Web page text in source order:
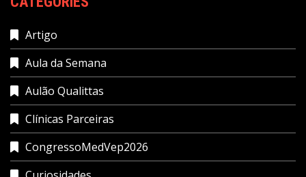
Artigo
Aula da Semana
Aulão Qualittas
Clínicas Parceiras
CongressoMedVep2026